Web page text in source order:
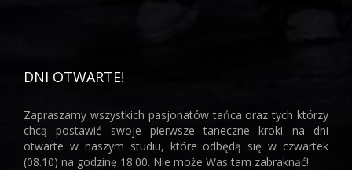
DNI OTWARTE!
Zapraszamy wszystkich pasjonatów tańca oraz tych którzy
chcą postawić swoje pierwsze taneczne kroki na dni
otwarte w naszym studiu, które odbędą się w czwartek
(08.10) na godzinę 18:00. Nie może Was tam zabraknąć!